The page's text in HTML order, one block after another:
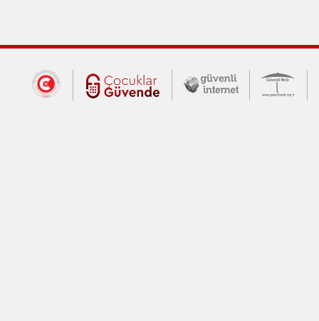
Dış Bağlantılar
Cumhurbaşkanlığı İletişim Merkezi
Çocuklar Güvende (yeni
Güvenli